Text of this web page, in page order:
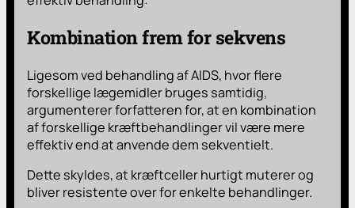
Kombination frem for sekvens
Ligesom ved behandling af AIDS, hvor flere
forskellige lægemidler bruges samtidig,
argumenterer forfatteren for, at en kombination
af forskellige kræftbehandlinger vil være mere
effektiv end at anvende dem sekventielt.
Dette skyldes, at kræftceller hurtigt muterer og
bliver resistente over for enkelte behandlinger.